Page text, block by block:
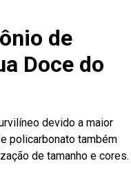
de
Doce do
devido a maior
policarbonato também
de tamanho e cores.